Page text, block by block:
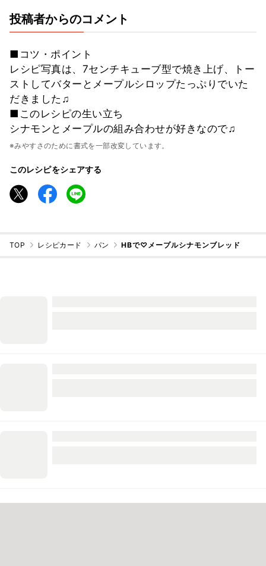
投稿者からのコメント
■コツ・ポイント
レシピ写真は、7センチキューブ型で焼き上げ、トー
ストしてバターとメープルシロップたっぷりでいた
だきました♫
■このレシピの生い立ち
シナモンとメープルの組み合わせが好きなので♫
※みやすさのために書式を一部改変しています。
このレシピをシェアする
TOP レシピカード パン HBで♡メープルシナモンブレッド